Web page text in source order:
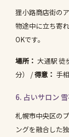
狸小路商店街の
物途中に立ち寄
OKです。
場所： 大通駅 徒
分） /得意： 手
6. 占いサロン 雪
札幌市中央区の
ングを融合した